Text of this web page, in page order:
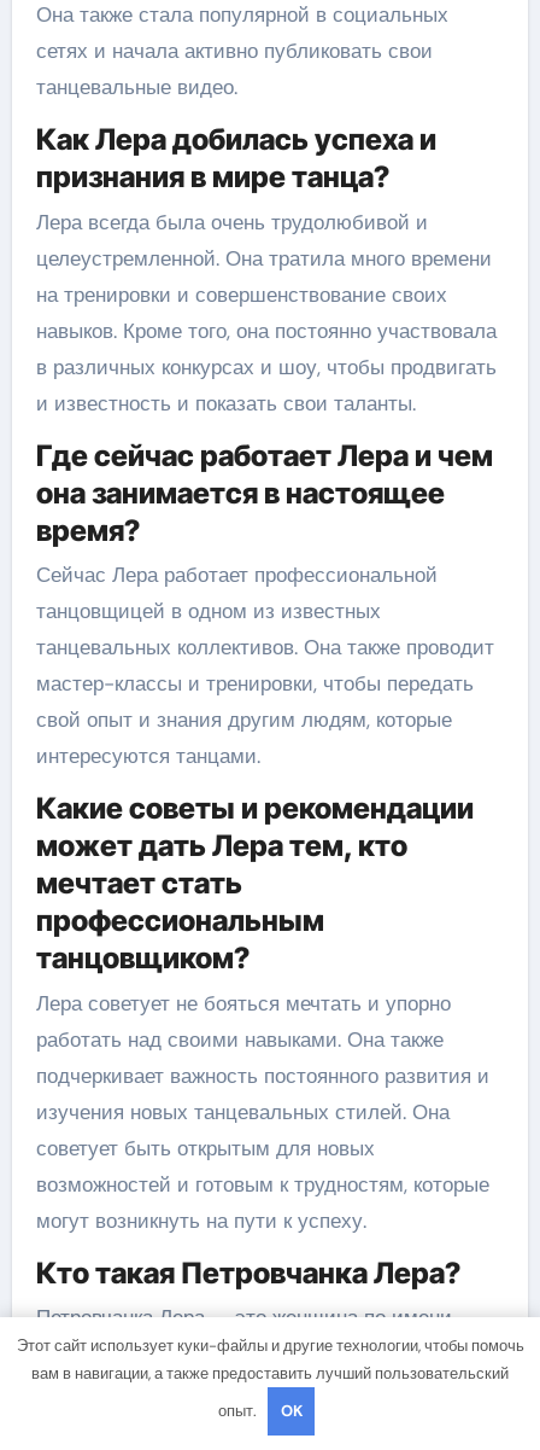
Она также стала популярной в социальных
сетях и начала активно публиковать свои
танцевальные видео.
Как Лера добилась успеха и
признания в мире танца?
Лера всегда была очень трудолюбивой и
целеустремленной. Она тратила много времени
на тренировки и совершенствование своих
навыков. Кроме того, она постоянно участвовала
в различных конкурсах и шоу, чтобы продвигать
и известность и показать свои таланты.
Где сейчас работает Лера и чем
она занимается в настоящее
время?
Сейчас Лера работает профессиональной
танцовщицей в одном из известных
танцевальных коллективов. Она также проводит
мастер-классы и тренировки, чтобы передать
свой опыт и знания другим людям, которые
интересуются танцами.
Какие советы и рекомендации
может дать Лера тем, кто
мечтает стать
профессиональным
танцовщиком?
Лера советует не бояться мечтать и упорно
работать над своими навыками. Она также
подчеркивает важность постоянного развития и
изучения новых танцевальных стилей. Она
советует быть открытым для новых
возможностей и готовым к трудностям, которые
могут возникнуть на пути к успеху.
Кто такая Петровчанка Лера?
Петровчанка Лера — это женщина по имени
Лера, которая родилась и выросла в Петровке.
Каковы интересные факты из
Этот сайт использует куки-файлы и другие технологии, чтобы помочь
вам в навигации, а также предоставить лучший пользовательский
опыт.
OK